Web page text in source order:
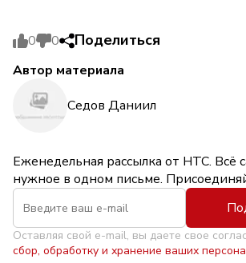
0 0 Поделиться
Автор материала
Седов Даниил
Еженедельная рассылка от НТС. Всё
нужное в одном письме.
Оставляя свой e-mail, вы даете свое
сбор, обработку и хранение ваших